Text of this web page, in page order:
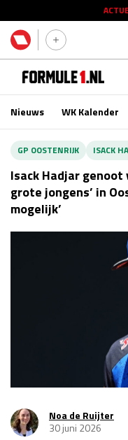
Race
GP
GP SINGAPORE
GP VERENIGDE
GP SÃO PAULO
Nieuws WK Kalender
GP OOSTENRIJK ISACK
Isack Hadjar
grote jongens’ in
mogelijk’
Noa de Ruijter
30 juni 2026